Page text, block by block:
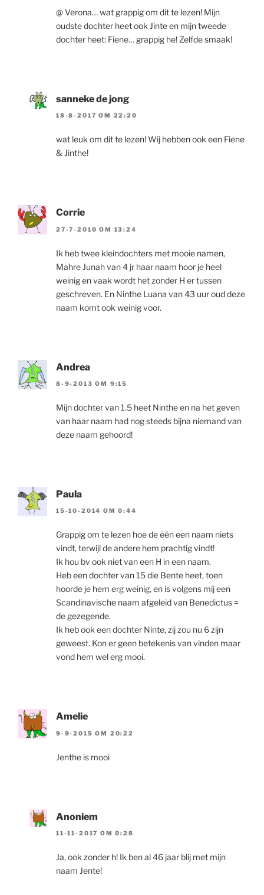
@ Verona… wat grappig om dit te lezen! Mijn
oudste dochter heet ook Jinte en mijn tweede
dochter heet: Fiene… grappig he! Zelfde smaak!
sanneke de jong
18-8-2017 OM 22:20
wat leuk om dit te lezen! Wij hebben ook een Fiene
& Jinthe!
Corrie
27-7-2010 OM 13:24
Ik heb twee kleindochters met mooie namen,
Mahre Junah van 4 jr haar naam hoor je heel
weinig en vaak wordt het zonder H er tussen
geschreven. En Ninthe Luana van 43 uur oud deze
naam komt ook weinig voor.
Andrea
8-9-2013 OM 9:15
Mijn dochter van 1.5 heet Ninthe en na het geven
van haar naam had nog steeds bijna niemand van
deze naam gehoord!
Paula
15-10-2014 OM 0:44
Grappig om te lezen hoe de één een naam niets
vindt, terwijl de andere hem prachtig vindt!
Ik hou bv ook niet van een H in een naam.
Heb een dochter van 15 die Bente heet, toen
hoorde je hem erg weinig, en is volgens mij een
Scandinavische naam afgeleid van Benedictus =
de gezegende.
Ik heb ook een dochter Ninte, zij zou nu 6 zijn
geweest. Kon er geen betekenis van vinden maar
vond hem wel erg mooi.
Amelie
9-9-2015 OM 20:22
Jenthe is mooi
Anoniem
11-11-2017 OM 0:28
Ja, ook zonder h! Ik ben al 46 jaar blij met mijn
naam Jente!